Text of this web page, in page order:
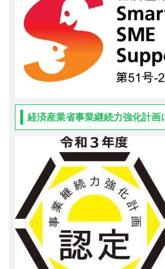
経済産業省事業継続力強化計画